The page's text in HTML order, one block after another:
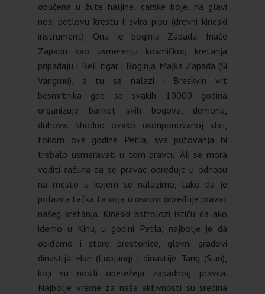
obučena u žute haljine, carske boje, na glavi
nosi petlovu krestu i svira pipu (drevni kineski
instrument). Ona je boginja Zapada. Inače
Zapadu kao usmerenju kosmičkog kretanja
pripadaju i Beli tigar i Boginja Majka Zapada (Si
Vangmu), a tu se nalazi i Breskvin vrt
besmrtnika gde se svakih 10000 godina
organizuje banket svih bogova, demona,
duhova. Shodno ovako ukonponovanoj slici,
tokom ove godine Petla, sva putovanja bi
trebalo usmeravati u tom pravcu. Ali se mora
voditi računa da se pravac određuje u odnosu
na mesto u kojem se nalazimo, tako da je
polazna tačka ta koja u osnovi određuje pravac
našeg kretanja. Kineski astrolozi ističu da ako
idemo u Kinu, u godini Petla, najbolje je da
obiđemo i stare prestonice, glavni gradovi
dinastija Han (Luojang) i dinastije Tang (Sian),
koji su nosili obeležeja zapadnog pravca.
Najbolje vreme za naše aktivnosti su sredina